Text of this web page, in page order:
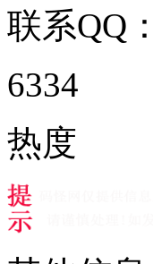
联系QQ：
6334
热度